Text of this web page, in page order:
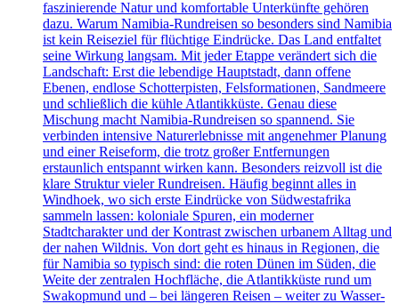
faszinierende Natur und komfortable Unterkünfte gehören
dazu. Warum Namibia-Rundreisen so besonders sind Namibia
ist kein Reiseziel für flüchtige Eindrücke. Das Land entfaltet
seine Wirkung langsam. Mit jeder Etappe verändert sich die
Landschaft: Erst die lebendige Hauptstadt, dann offene
Ebenen, endlose Schotterpisten, Felsformationen, Sandmeere
und schließlich die kühle Atlantikküste. Genau diese
Mischung macht Namibia-Rundreisen so spannend. Sie
verbinden intensive Naturerlebnisse mit angenehmer Planung
und einer Reiseform, die trotz großer Entfernungen
erstaunlich entspannt wirken kann. Besonders reizvoll ist die
klare Struktur vieler Rundreisen. Häufig beginnt alles in
Windhoek, wo sich erste Eindrücke von Südwestafrika
sammeln lassen: koloniale Spuren, ein moderner
Stadtcharakter und der Kontrast zwischen urbanem Alltag und
der nahen Wildnis. Von dort geht es hinaus in Regionen, die
für Namibia so typisch sind: die roten Dünen im Süden, die
Weite der zentralen Hochfläche, die Atlantikküste rund um
Swakopmund und – bei längeren Reisen – weiter zu Wasser-